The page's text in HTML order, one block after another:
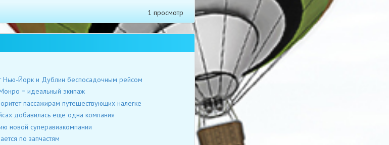
1 просмотр
Нью-Йорк и Дублин беспосадочным рейсом
= идеальный экипаж
пассажирам путешествующих налегке
добавилась еще одна компания
новой суперавиакомпании
по запчастям